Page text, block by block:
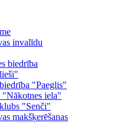
invalīdu
biedrība
"Paeglis"
iela"
"Senči"
makšķerēšanas